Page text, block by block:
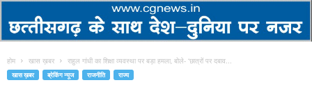
होम खास ख़बर राहुल गांधी का शिक्षा व्यवस्था पर बड़ा हमला, बोले- ‘छात्रों पर दबाव...
खास ख़बर ब्रेकिंग न्यूज राजनीति राज्य